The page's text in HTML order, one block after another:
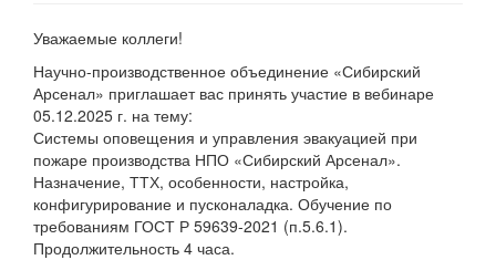
Уважаемые коллеги!
Научно-производственное объединение «Сибирский
Арсенал» приглашает вас принять участие в вебинаре
05.12.2025 г. на тему:
Системы оповещения и управления эвакуацией при
пожаре производства НПО «Сибирский Арсенал».
Назначение, ТТХ, особенности, настройка,
конфигурирование и пусконаладка. Обучение по
требованиям ГОСТ Р 59639-2021 (п.5.6.1).
Продолжительность 4 часа.